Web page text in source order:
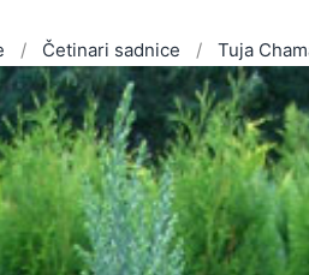
Četinari sadnice Tuja